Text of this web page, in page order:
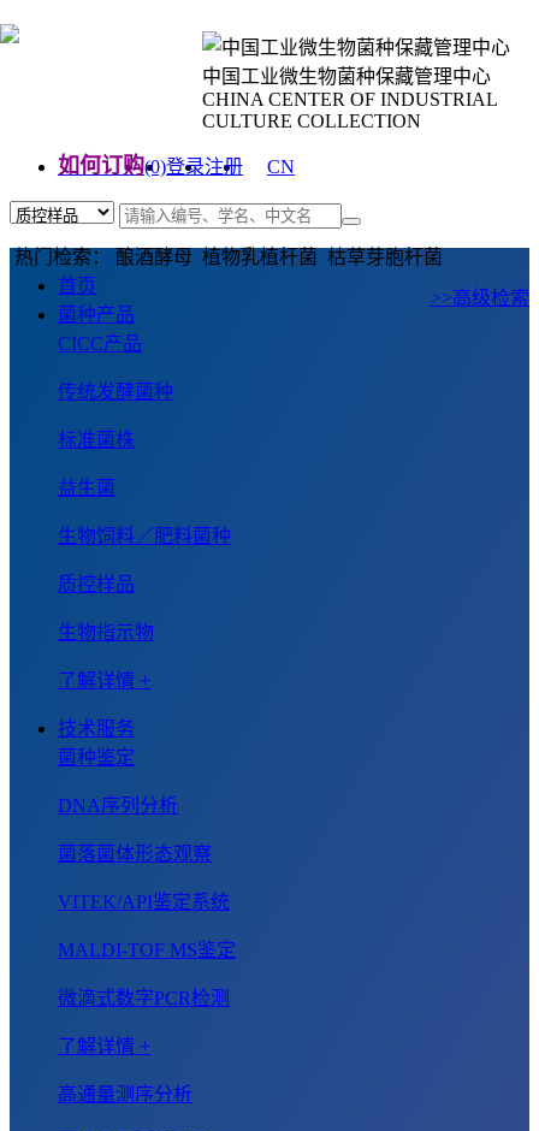
中国工业微生物菌种保藏管理中心
CHINA CENTER OF INDUSTRIAL
CULTURE COLLECTION
如何订购(0)登录注册
CN
热门检索： 酿酒酵母 植物乳植杆菌 枯草芽胞杆菌
>>高级检索
首页
菌种产品
CICC产品
传统发酵菌种
标准菌株
益生菌
生物饲料／肥料菌种
质控样品
生物指示物
了解详情 +
技术服务
菌种鉴定
DNA序列分析
菌落菌体形态观察
VITEK/API鉴定系统
MALDI-TOF MS鉴定
微滴式数字PCR检测
了解详情 +
高通量测序分析